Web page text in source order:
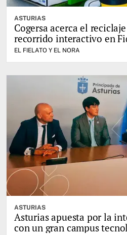
ASTURIAS
Cogersa acerca el
recorrido interactivo en
EL FIELATO Y EL NORA
ASTURIAS
Asturias apuesta por la
con un gran campus